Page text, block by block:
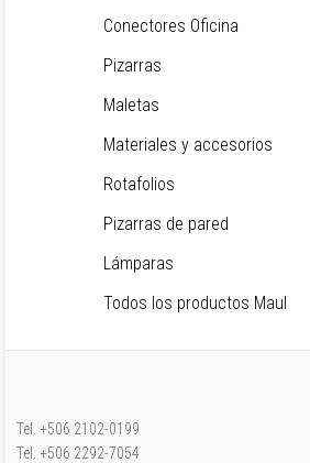
Conectores Oficina
Pizarras
Maletas
Materiales y accesorios
Rotafolios
Pizarras de pared
Lámparas
Todos los productos Maul
Tel. +506 2102-0199
Tel. +506 2292-7054